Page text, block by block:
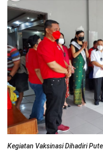
Kegiatan Vaksinasi Dihadiri